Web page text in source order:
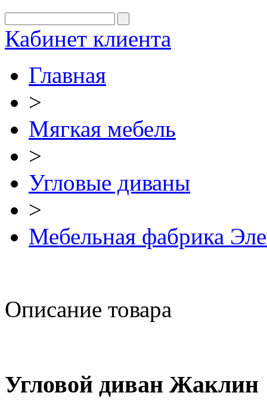
Кабинет клиента
Главная
>
Мягкая мебель
>
Угловые диваны
>
Мебельная фабрика
Описание товара
Угловой диван Жаклин